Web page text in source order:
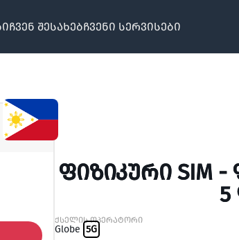
ჩვენ შესახებჩვენი სერვისები
ᲤᲘᲖᲘᲙᲣᲠᲘ SIM -
ქსელის ოპერატორი
Globe 5G